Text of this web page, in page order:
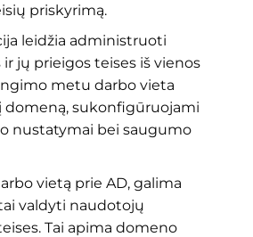
priskyrimą.
leidžia administruoti
jų prieigos teises iš vienos
metu darbo vieta
domeną, sukonfigūruojami
nustatymai bei saugumo
vietą prie AD, galima
valdyti naudotojų
Tai apima domeno